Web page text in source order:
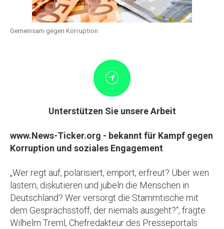
Gemeinsam gegen Korruption
Unterstützen Sie unsere Arbeit
www.News-Ticker.org - bekannt für Kampf gegen
Korruption und soziales Engagement
„Wer regt auf, polarisiert, empört, erfreut? Über wen
lästern, diskutieren und jubeln die Menschen in
Deutschland? Wer versorgt die Stammtische mit
dem Gesprächsstoff, der niemals ausgeht?“, fragte
Wilhelm Treml, Chefredakteur des Presseportals